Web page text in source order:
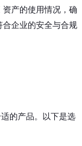
产的使用情况，确
企业的安全与合规
的产品。以下是选